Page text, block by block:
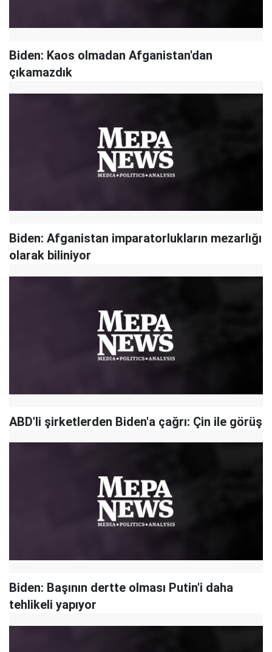
Biden: Kaos olmadan Afganistan'dan
çıkamazdık
Biden: Afganistan imparatorlukların mezarlığı
olarak biliniyor
ABD'li şirketlerden Biden'a çağrı: Çin ile görüş
Biden: Başının dertte olması Putin'i daha
tehlikeli yapıyor